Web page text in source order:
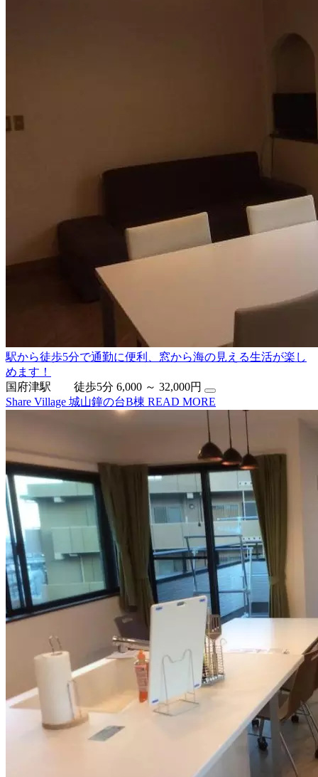
駅から徒歩5分で通勤に便利、窓から海の見える生活が楽し
めます！
国府津駅 徒歩5分 6,000 ～ 32,000円
Share Village 城山鐘の台B棟 READ MORE